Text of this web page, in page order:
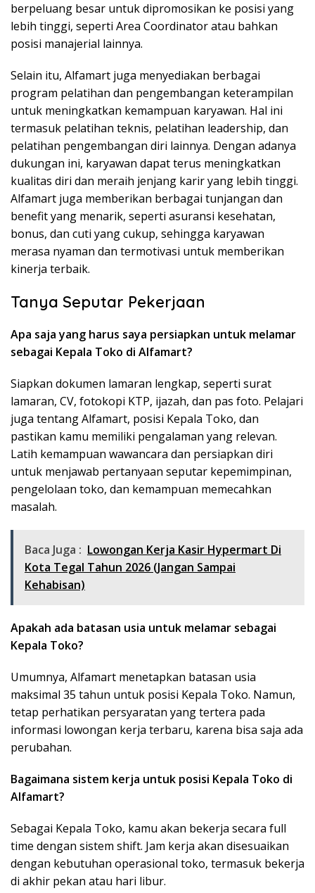
berpeluang besar untuk dipromosikan ke posisi yang
lebih tinggi, seperti Area Coordinator atau bahkan
posisi manajerial lainnya.
Selain itu, Alfamart juga menyediakan berbagai
program pelatihan dan pengembangan keterampilan
untuk meningkatkan kemampuan karyawan. Hal ini
termasuk pelatihan teknis, pelatihan leadership, dan
pelatihan pengembangan diri lainnya. Dengan adanya
dukungan ini, karyawan dapat terus meningkatkan
kualitas diri dan meraih jenjang karir yang lebih tinggi.
Alfamart juga memberikan berbagai tunjangan dan
benefit yang menarik, seperti asuransi kesehatan,
bonus, dan cuti yang cukup, sehingga karyawan
merasa nyaman dan termotivasi untuk memberikan
kinerja terbaik.
Tanya Seputar Pekerjaan
Apa saja yang harus saya persiapkan untuk melamar
sebagai Kepala Toko di Alfamart?
Siapkan dokumen lamaran lengkap, seperti surat
lamaran, CV, fotokopi KTP, ijazah, dan pas foto. Pelajari
juga tentang Alfamart, posisi Kepala Toko, dan
pastikan kamu memiliki pengalaman yang relevan.
Latih kemampuan wawancara dan persiapkan diri
untuk menjawab pertanyaan seputar kepemimpinan,
pengelolaan toko, dan kemampuan memecahkan
masalah.
Baca Juga : Lowongan Kerja Kasir Hypermart Di
Kota Tegal Tahun 2026 (Jangan Sampai
Kehabisan)
Apakah ada batasan usia untuk melamar sebagai
Kepala Toko?
Umumnya, Alfamart menetapkan batasan usia
maksimal 35 tahun untuk posisi Kepala Toko. Namun,
tetap perhatikan persyaratan yang tertera pada
informasi lowongan kerja terbaru, karena bisa saja ada
perubahan.
Bagaimana sistem kerja untuk posisi Kepala Toko di
Alfamart?
Sebagai Kepala Toko, kamu akan bekerja secara full
time dengan sistem shift. Jam kerja akan disesuaikan
dengan kebutuhan operasional toko, termasuk bekerja
di akhir pekan atau hari libur.